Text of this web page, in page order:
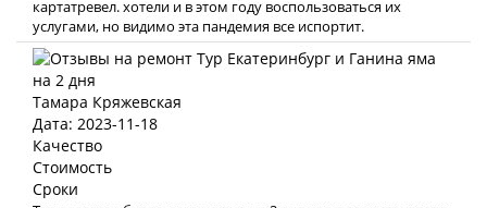
картатревел. хотели и в этом году воспользоваться их
услугами, но видимо эта пандемия все испортит.
Тамара Кряжевская
Дата: 2023-11-18
Качество
Стоимость
Сроки